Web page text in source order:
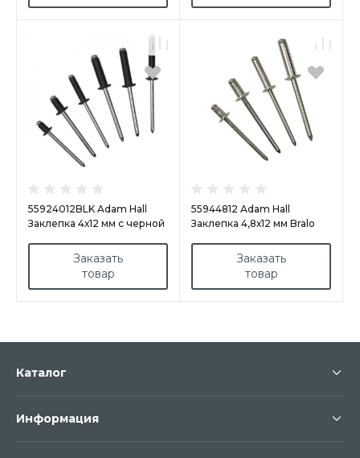
55924012BLK Adam Hall
Заклепка 4х12 мм с черной
Заказать
товар
55944812 Adam Hall
Заклепка 4,8х12 мм Bralo
Заказать
товар
Каталог
Информация